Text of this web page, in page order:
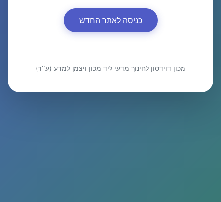
כניסה לאתר החדש
מכון דוידסון לחינוך מדעי ליד מכון ויצמן למדע (ע״ר)